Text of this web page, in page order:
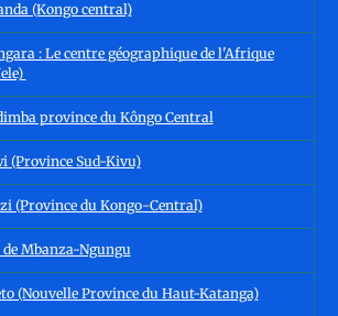
(Kongo central)
: Le centre géographique de l'Afrique
province du Kôngo Central
(Province Sud-Kivu)
(Province du Kongo-Central)
Mbanza-Ngungu
(Nouvelle Province du Haut-Katanga)